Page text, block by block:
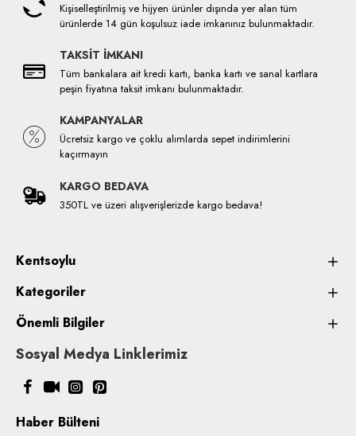
Kişiselleştirilmiş ve hijyen ürünler dışında yer alan tüm
ürünlerde 14 gün koşulsuz iade imkanınız bulunmaktadır.
TAKSİT İMKANI
Tüm bankalara ait kredi kartı, banka kartı ve sanal kartlara
peşin fiyatına taksit imkanı bulunmaktadır.
KAMPANYALAR
Ücretsiz kargo ve çoklu alımlarda sepet indirimlerini
kaçırmayın
KARGO BEDAVA
350TL ve üzeri alışverişlerizde kargo bedava!
Kentsoylu
Kategoriler
Önemli Bilgiler
Sosyal Medya Linklerimiz
Haber Bülteni